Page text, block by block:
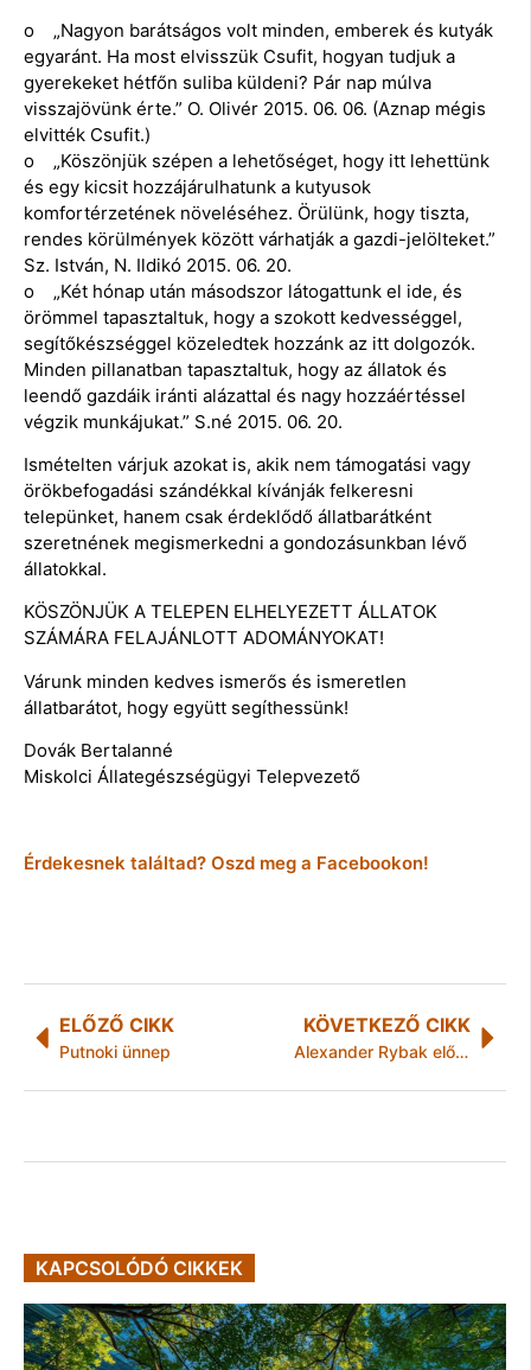
o „Nagyon barátságos volt minden, emberek és kutyák
egyaránt. Ha most elvisszük Csufit, hogyan tudjuk a
gyerekeket hétfőn suliba küldeni? Pár nap múlva
visszajövünk érte.” O. Olivér 2015. 06. 06. (Aznap mégis
elvitték Csufit.)
o „Köszönjük szépen a lehetőséget, hogy itt lehettünk
és egy kicsit hozzájárulhatunk a kutyusok
komfortérzetének növeléséhez. Örülünk, hogy tiszta,
rendes körülmények között várhatják a gazdi-jelölteket.”
Sz. István, N. Ildikó 2015. 06. 20.
o „Két hónap után másodszor látogattunk el ide, és
örömmel tapasztaltuk, hogy a szokott kedvességgel,
segítőkészséggel közeledtek hozzánk az itt dolgozók.
Minden pillanatban tapasztaltuk, hogy az állatok és
leendő gazdáik iránti alázattal és nagy hozzáértéssel
végzik munkájukat.” S.né 2015. 06. 20.
Ismételten várjuk azokat is, akik nem támogatási vagy
örökbefogadási szándékkal kívánják felkeresni
telepünket, hanem csak érdeklődő állatbarátként
szeretnének megismerkedni a gondozásunkban lévő
állatokkal.
KÖSZÖNJÜK A TELEPEN ELHELYEZETT ÁLLATOK
SZÁMÁRA FELAJÁNLOTT ADOMÁNYOKAT!
Várunk minden kedves ismerős és ismeretlen
állatbarátot, hogy együtt segíthessünk!
Dovák Bertalanné
Miskolci Állategészségügyi Telepvezető
Érdekesnek találtad? Oszd meg a Facebookon!
ELŐZŐ CIKK
Putnoki ünnep
KÖVETKEZŐ CIKK
Alexander Rybak először lép fel Magyarországon
KAPCSOLÓDÓ CIKKEK